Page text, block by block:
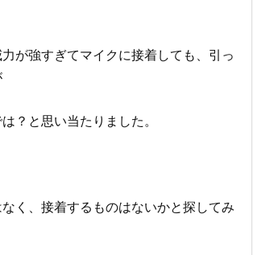
が強すぎてマイクに接着しても、引っ
？と思い当たりました。
く、接着するものはないかと探してみ